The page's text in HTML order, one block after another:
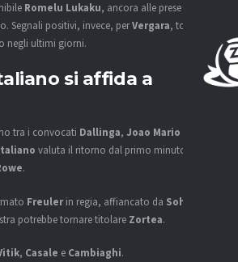
Romelu Lukaku, ancora alle prese con il
Segnali positivi, invece, perVergara, tornato
negli ultimi giorni.
si affida a
tra i convocati Dallinga, Joao Mario
valuta il ritorno dal primo minuto di
.
Freulerin regia, affiancato da Sohm
potrebbe tornare titolare Zortea.
, Casale e Cambiaghi.